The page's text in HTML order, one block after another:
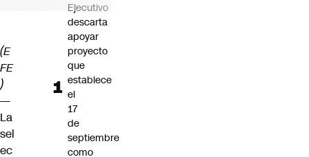
(E
FE
)
—
La
sel
ec
Ejecutivo
descarta
apoyar
proyecto
que
establece
el
17
de
septiembre
como